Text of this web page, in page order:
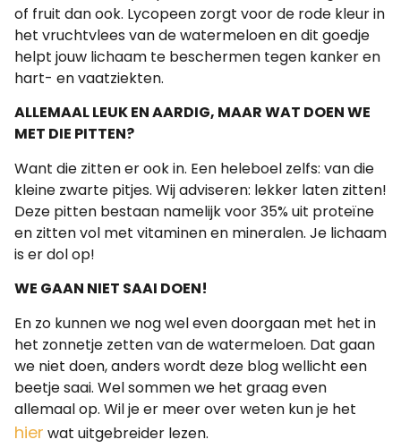
of fruit dan ook. Lycopeen zorgt voor de rode kleur in
het vruchtvlees van de watermeloen en dit goedje
helpt jouw lichaam te beschermen tegen kanker en
hart- en vaatziekten.
ALLEMAAL LEUK EN AARDIG, MAAR WAT DOEN WE
MET DIE PITTEN?
Want die zitten er ook in. Een heleboel zelfs: van die
kleine zwarte pitjes. Wij adviseren: lekker laten zitten!
Deze pitten bestaan namelijk voor 35% uit proteïne
en zitten vol met vitaminen en mineralen. Je lichaam
is er dol op!
WE GAAN NIET SAAI DOEN!
En zo kunnen we nog wel even doorgaan met het in
het zonnetje zetten van de watermeloen. Dat gaan
we niet doen, anders wordt deze blog wellicht een
beetje saai. Wel sommen we het graag even
allemaal op. Wil je er meer over weten kun je het
hier wat uitgebreider lezen.